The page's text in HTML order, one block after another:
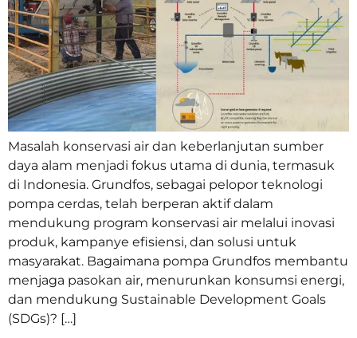
Masalah konservasi air dan keberlanjutan sumber
daya alam menjadi fokus utama di dunia, termasuk
di Indonesia. Grundfos, sebagai pelopor teknologi
pompa cerdas, telah berperan aktif dalam
mendukung program konservasi air melalui inovasi
produk, kampanye efisiensi, dan solusi untuk
masyarakat. Bagaimana pompa Grundfos membantu
menjaga pasokan air, menurunkan konsumsi energi,
dan mendukung Sustainable Development Goals
(SDGs)? […]